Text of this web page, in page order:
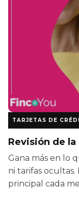
TARJETAS DE
Revisión de
Gana más en lo
ni tarifas
principal cada